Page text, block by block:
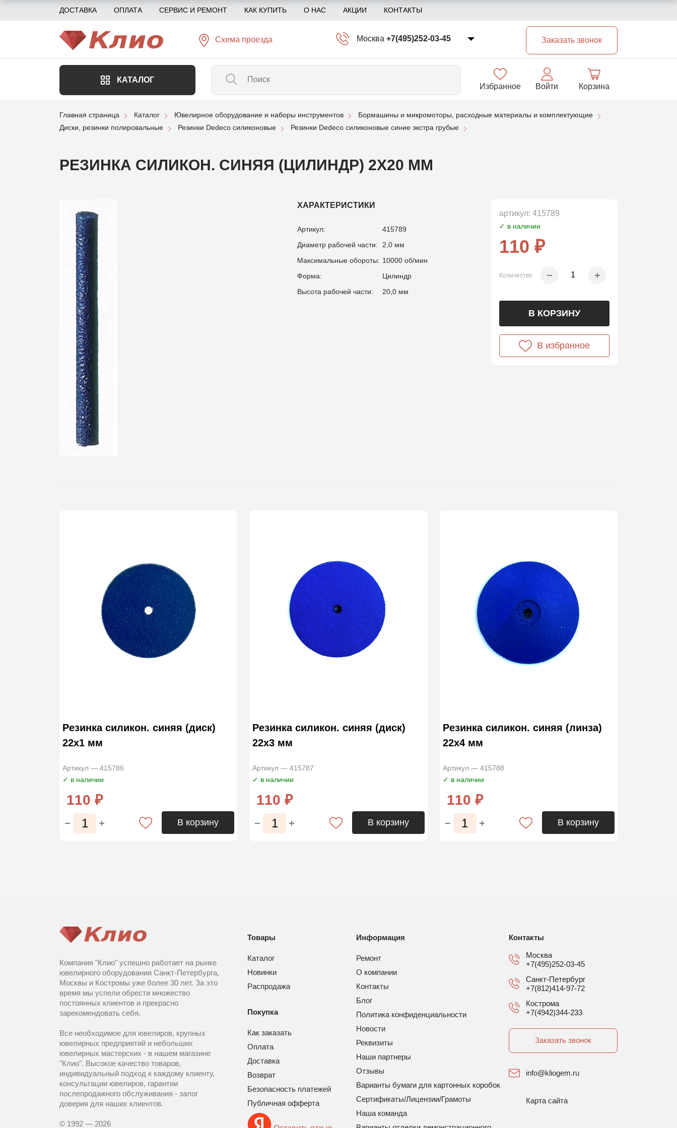
ДОСТАВКА ОПЛАТА СЕРВИС И РЕМОНТ КАК КУПИТЬ О НАС АКЦИИ КОНТАКТЫ
Схема проезда Москва +7(495)252-03-45
+7(4942)344-233
Заказать звонок
КАТАЛОГ
Избранное Войти Корзина
Главная страница Каталог Ювелирное оборудование и наборы инструментов
Бормашины и микромоторы, расходные материалы и комплектующие
Диски, резинки полировальные
Резинки Dedeco силиконовые Резинки Dedeco силиконовые синие экстра грубые
РЕЗИНКА СИЛИКОН. СИНЯЯ (ЦИЛИНДР) 2Х20 ММ
ХАРАКТЕРИСТИКИ
Артикул:
415789
Диаметр рабочей части:
2,0 мм
Максимальные обороты: 10000 об/мин
Форма:
Цилиндр
Высота рабочей части:
20,0 мм
артикул: 415789
✓ в наличии
110 ₽
Количество
В КОРЗИНУ
В избранное
Резинка силикон. синяя (диск)
22х1 мм
Артикул — 415786
✓ в наличии
110 ₽
В корзину
Резинка силикон. синяя (диск)
22х3 мм
Артикул — 415787
✓ в наличии
110 ₽
В корзину
Резинка силикон. синяя (линза)
22х4 мм
Артикул — 415788
✓ в наличии
110 ₽
В корзину
Компания "Клио" успешно работает на рынке
ювелирного оборудования Санкт-Петербурга,
Москвы и Костромы уже более 30 лет. За это
время мы успели обрести множество
постоянных клиентов и прекрасно
зарекомендовать себя.
Все необходимое для ювелиров, крупных
ювелирных предприятий и небольших
ювелирных мастерских - в нашем магазине
"Клио". Высокое качество товаров,
индивидуальный подход к каждому клиенту,
консультации ювелиров, гарантии
послепродажного обслуживания - залог
доверия для наших клиентов.
© 1992 — 2026
Товары
Каталог
Новинки
Распродажа
Покупка
Как заказать
Оплата
Доставка
Возврат
Безопасность платежей
Публичная офферта
Информация
Ремонт
О компании
Контакты
Блог
Политика конфиденциальности
Новости
Реквизиты
Наши партнеры
Отзывы
Варианты бумаги для картонных коробок
Сертификаты/Лицензии/Грамоты
Наша команда
Контакты
Москва
+7(495)252-03-45
Санкт-Петербург
+7(812)414-97-72
Кострома
+7(4942)344-233
Заказать звонок
info@kliogem.ru
Карта сайта